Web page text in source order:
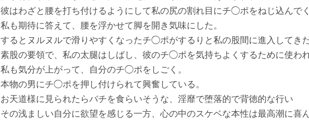
彼はわざと腰を打ち付けるようにして私の尻の割れ目にチ◯ポをねじ込んでく
私も期待に答えて、腰を浮かせて脚を開き気味にした。
するとヌルヌルで滑りやすくなったチ◯ポがするりと私の股間に進入してきた
素股の要領で、私の太腿はしばし、彼のチ◯ポを気持ちよくするために使われ
私も気分が上がって、自分のチ◯ポをしごく。
本物の男にチ◯ポを押し付けられて興奮している。
お天道様に見られたらバチを食らいそうな、淫靡で堕落的で背徳的な行い
その浅ましい自分に欲望を感じる一方、心の中のスケベな本性は最高潮に喜ん